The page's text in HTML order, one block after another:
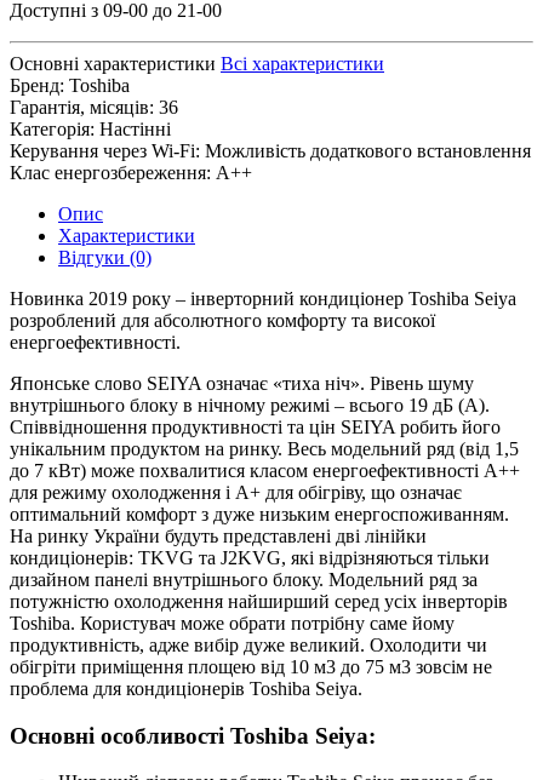
Доступні з 09-00 до 21-00
Основні характеристики Всі характеристики
Бренд: Toshiba
Гарантія, місяців: 36
Категорія: Настінні
Керування через Wi-Fi: Можливість додаткового встановлення
Клас енергозбереження: A++
Опис
Характеристики
Відгуки (0)
Новинка 2019 року – інверторний кондиціонер Toshiba Seiya
розроблений для абсолютного комфорту та високої
енергоефективності.
Японське слово SEIYA означає «тиха ніч». Рівень шуму
внутрішнього блоку в нічному режимі – всього 19 дБ (А).
Співвідношення продуктивності та цін SEIYA робить його
унікальним продуктом на ринку. Весь модельний ряд (від 1,5
до 7 кВт) може похвалитися класом енергоефективності A++
для режиму охолодження і A+ для обігріву, що означає
оптимальний комфорт з дуже низьким енергоспоживанням.
На ринку України будуть представлені дві лінійки
кондиціонерів: TKVG та J2KVG, які відрізняються тільки
дизайном панелі внутрішнього блоку. Модельний ряд за
потужністю охолодження найширший серед усіх інверторів
Toshiba. Користувач може обрати потрібну саме йому
продуктивність, адже вибір дуже великий. Охолодити чи
обігріти приміщення площею від 10 м3 до 75 м3 зовсім не
проблема для кондиціонерів Toshiba Seiya.
Основні особливості Toshiba Seiya: